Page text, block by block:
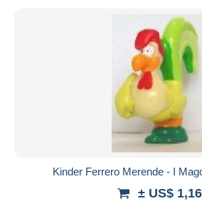
Kinder Ferrero Merende - I
± US$ 1,16